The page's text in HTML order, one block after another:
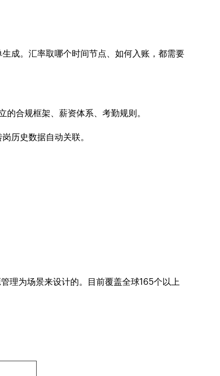
成。汇率取哪个时间节点、如何入账，都需要
的合规框架、薪资体系、考勤规则。
历史数据自动关联。
理为场景来设计的。目前覆盖全球165个以上